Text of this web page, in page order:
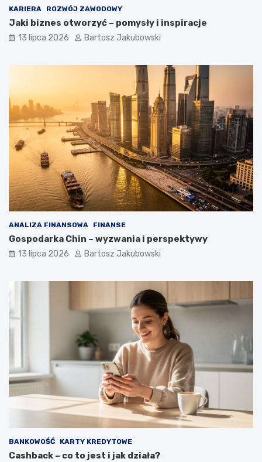
KARIERA ROZWÓJ ZAWODOWY
Jaki biznes otworzyć – pomysły i inspiracje
13 lipca 2026 Bartosz Jakubowski
ANALIZA FINANSOWA FINANSE
Gospodarka Chin – wyzwania i perspektywy
13 lipca 2026 Bartosz Jakubowski
BANKOWOŚĆ KARTY KREDYTOWE
Cashback – co to jest i jak działa?